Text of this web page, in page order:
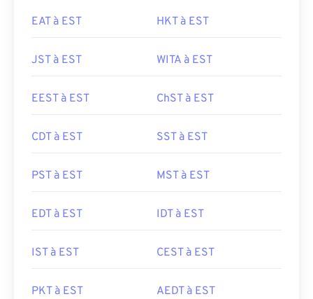
EAT à EST HKT à EST
JST à EST WITA à EST
EEST à EST ChST à EST
CDT à EST SST à EST
PST à EST MST à EST
EDT à EST IDT à EST
IST à EST CEST à EST
PKT à EST AEDT à EST